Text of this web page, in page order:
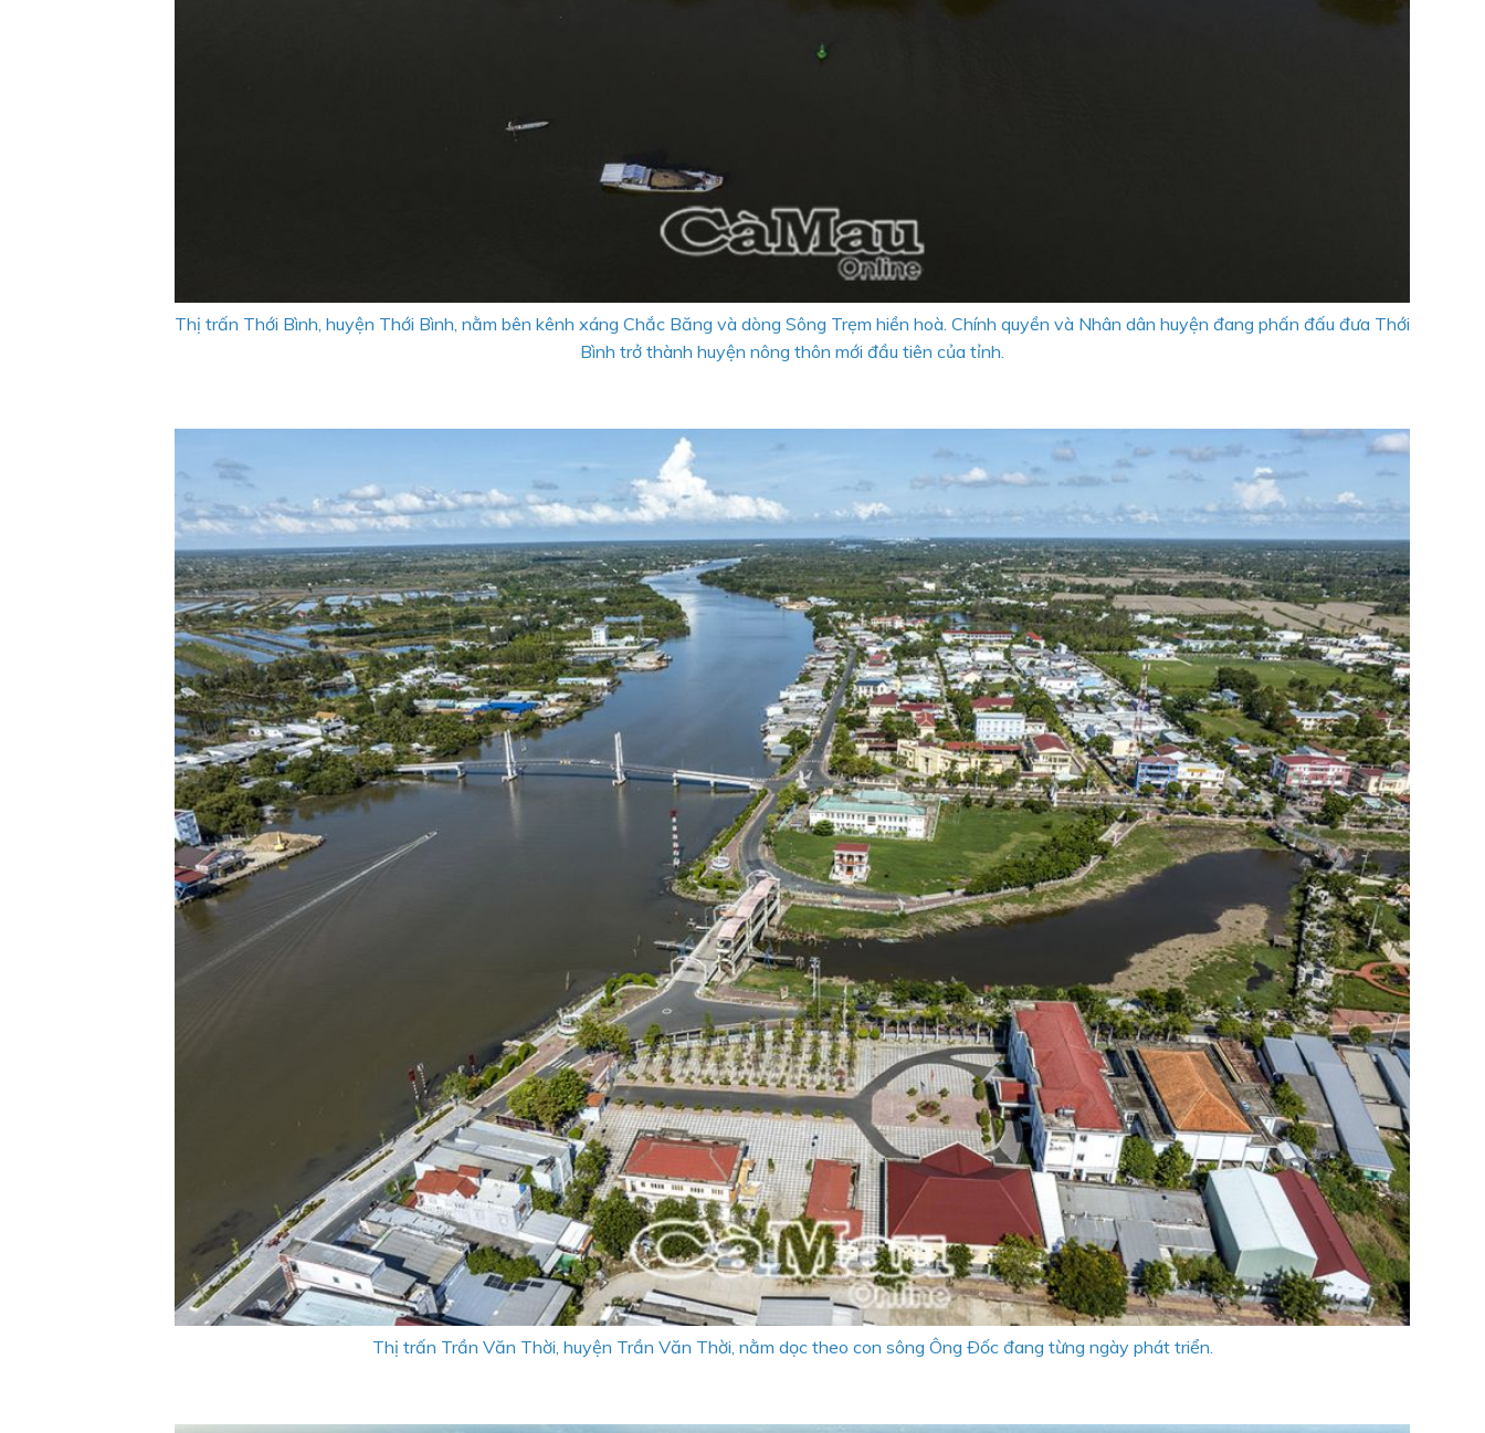
Thị trấn Thới Bình, huyện Thới Bình, nằm bên kênh xáng Chắc Băng và dòng Sông Trẹm hiền hoà. Chính quyền và Nhân dân huyện đang phấn đấu đưa Thới
Bình trở thành huyện nông thôn mới đầu tiên của tỉnh.
Thị trấn Trần Văn Thời, huyện Trần Văn Thời, nằm dọc theo con sông Ông Ðốc đang từng ngày phát triển.